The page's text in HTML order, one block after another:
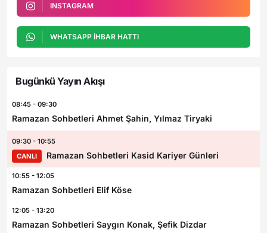
INSTAGRAM
WHATSAPP İHBAR HATTI
Bugünkü Yayın Akışı
08:45 - 09:30
Ramazan Sohbetleri Ahmet Şahin, Yılmaz Tiryaki
09:30 - 10:55
CANLI
Ramazan Sohbetleri Kasid Kariyer Günleri
10:55 - 12:05
Ramazan Sohbetleri Elif Köse
12:05 - 13:20
Ramazan Sohbetleri Saygın Konak, Şefik Dizdar